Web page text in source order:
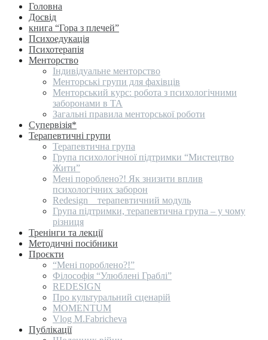
Головна
Досвід
книга “Гора з плечей”
Психоедукація
Психотерапія
Менторство
Індивідуальне менторство
Менторські групи для фахівців
Менторський курс: робота з психологічними
заборонами в ТА
Загальні правила менторської роботи
Супервізія*
Терапевтичні групи
Терапевтична група
Група психологічної підтримки “Мистецтво
Жити”
Мені пороблено?! Як знизити вплив
психологічних заборон
Redesign _ терапевтичний модуль
Група підтримки, терапевтична група – у чому
різниця
Тренінги та лекції
Методичні посібники
Проєкти
“Мені пороблено?!”
Філософія “Улюблені Граблі”
REDESIGN
Про культуральний сценарій
MOMENTUM
Vlog M.Fabricheva
Публікації